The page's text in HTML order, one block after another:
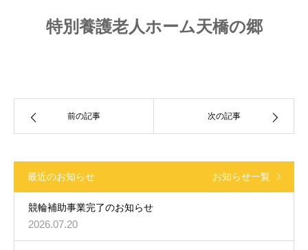
特別養護老人ホーム天橋の郷
前の記事 次の記事
最近のお知らせ お知らせ一覧
競輪補助事業完了のお知らせ
2026.07.20